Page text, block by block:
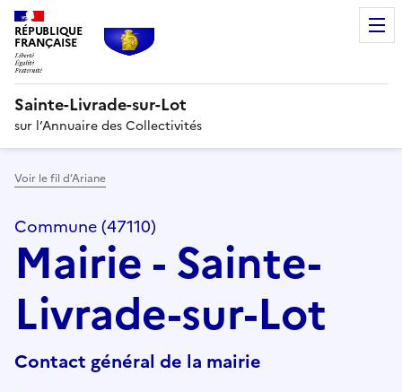
RÉPUBLIQUE
FRANÇAISE
Sainte-Livrade-sur-Lot
sur l’Annuaire des Collectivités
Voir le fil d’Ariane
Commune (47110)
Mairie - Sainte-
Livrade-sur-Lot
Contact général de la mairie